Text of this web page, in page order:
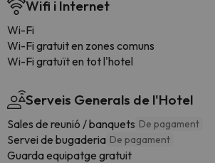
Wifi i Internet
Wi-Fi
Wi-Fi gratuit en zones comuns
Wi-Fi gratuït en tot l'hotel
Serveis Generals de l'Hotel
Sales de reunió / banquets De pagament
Servei de bugaderia De pagament
Guarda equipatge gratuit